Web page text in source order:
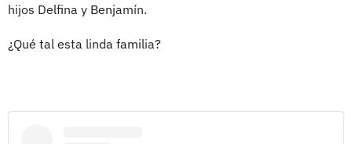
hijos Delfina y Benjamín.
¿Qué tal esta linda familia?